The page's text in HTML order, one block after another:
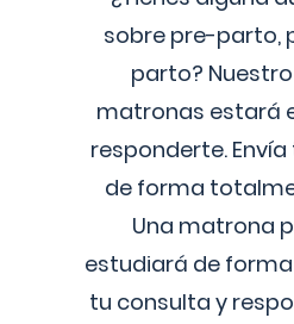
sobre pre-parto,
parto?
matronas estará
responderte.
de forma
Una matrona
estudiará de
tu consulta y